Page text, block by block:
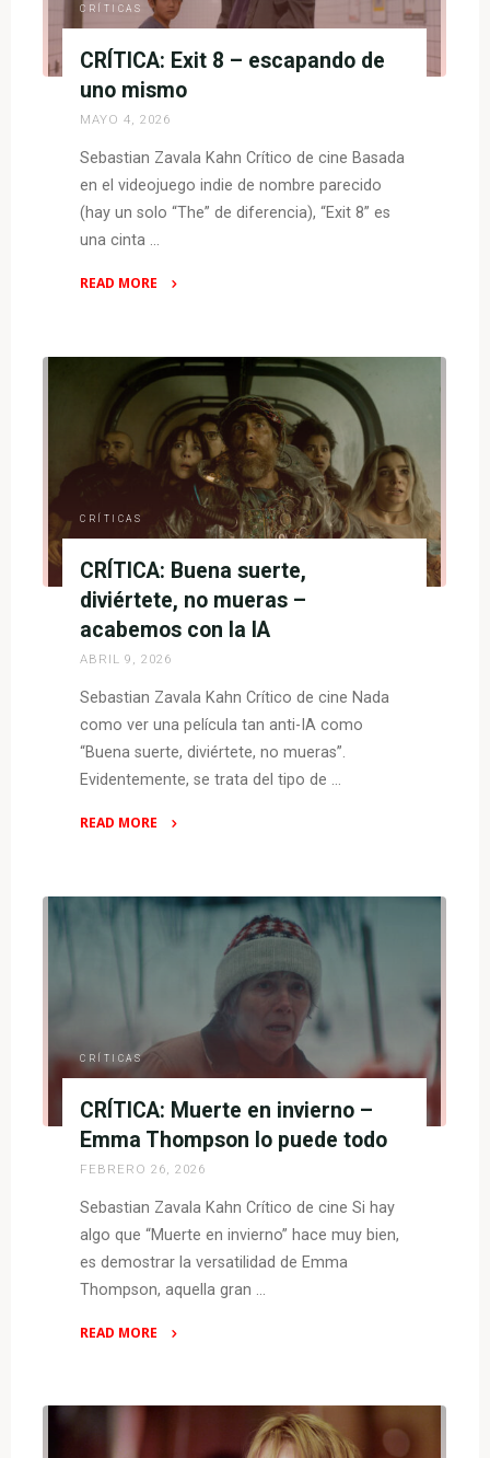
CRÍTICAS
CRÍTICA: Exit 8 – escapando de
uno mismo
MAYO 4, 2026
Sebastian Zavala Kahn Crítico de cine Basada
en el videojuego indie de nombre parecido
(hay un solo “The” de diferencia), “Exit 8” es
una cinta …
READ MORE
8
escapando
uno
CRÍTICAS
CRÍTICA: Buena suerte,
diviértete, no mueras –
acabemos con la IA
ABRIL 9, 2026
Sebastian Zavala Kahn Crítico de cine Nada
como ver una película tan anti-IA como
“Buena suerte, diviértete, no mueras”.
Evidentemente, se trata del tipo de …
READ MORE
suerte,
diviértete,
con
la
IA"
CRÍTICAS
CRÍTICA: Muerte en invierno –
Emma Thompson lo puede todo
FEBRERO 26, 2026
Sebastian Zavala Kahn Crítico de cine Si hay
algo que “Muerte en invierno” hace muy bien,
es demostrar la versatilidad de Emma
Thompson, aquella gran …
READ MORE
en